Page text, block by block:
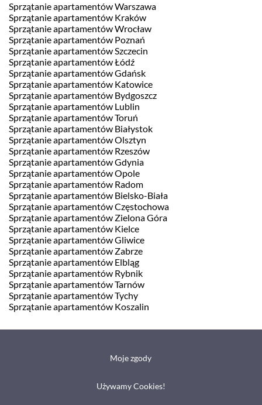
Sprzątanie apartamentów Warszawa
Sprzątanie apartamentów Kraków
Sprzątanie apartamentów Wrocław
Sprzątanie apartamentów Poznań
Sprzątanie apartamentów Szczecin
Sprzątanie apartamentów Łódź
Sprzątanie apartamentów Gdańsk
Sprzątanie apartamentów Katowice
Sprzątanie apartamentów Bydgoszcz
Sprzątanie apartamentów Lublin
Sprzątanie apartamentów Toruń
Sprzątanie apartamentów Białystok
Sprzątanie apartamentów Olsztyn
Sprzątanie apartamentów Rzeszów
Sprzątanie apartamentów Gdynia
Sprzątanie apartamentów Opole
Sprzątanie apartamentów Radom
Sprzątanie apartamentów Bielsko-Biała
Sprzątanie apartamentów Częstochowa
Sprzątanie apartamentów Zielona Góra
Sprzątanie apartamentów Kielce
Sprzątanie apartamentów Gliwice
Sprzątanie apartamentów Zabrze
Sprzątanie apartamentów Elbląg
Sprzątanie apartamentów Rybnik
Sprzątanie apartamentów Tarnów
Sprzątanie apartamentów Tychy
Sprzątanie apartamentów Koszalin
Moje zgody
Używamy Cookies!